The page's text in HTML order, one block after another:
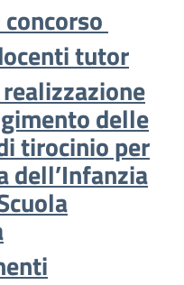
tutor
delle
tirocinio per
dell’Infanzia